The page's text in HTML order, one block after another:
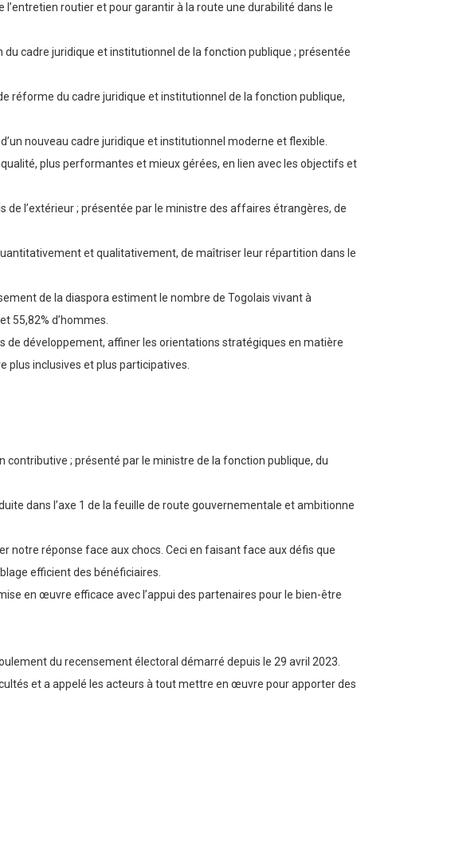
routier et pour garantir à la route une durabilité dans le
cadre juridique et institutionnel de la fonction publique ; présentée
réforme du cadre juridique et institutionnel de la fonction publique,
nouveau cadre juridique et institutionnel moderne et flexible.
plus performantes et mieux gérées, en lien avec les objectifs et
l’extérieur ; présentée par le ministre des affaires étrangères, de
et qualitativement, de maîtriser leur répartition dans le
de la diaspora estiment le nombre de Togolais vivant à
55,82% d’hommes.
développement, affiner les orientations stratégiques en matière
plus inclusives et plus participatives.
contributive ; présenté par le ministre de la fonction publique, du
dans l’axe 1 de la feuille de route gouvernementale et ambitionne
notre réponse face aux chocs. Ceci en faisant face aux défis que
efficient des bénéficiaires.
en œuvre efficace avec l’appui des partenaires pour le bien-être
du recensement électoral démarré depuis le 29 avril 2023.
et a appelé les acteurs à tout mettre en œuvre pour apporter des